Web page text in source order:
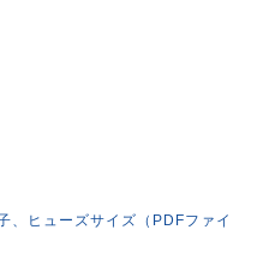
、ヒューズサイズ（PDFファイ